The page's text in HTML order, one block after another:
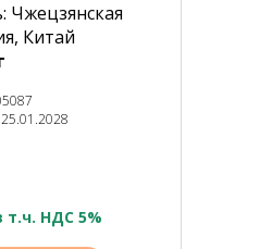
Чжецзянская
Китай
25.01.2028
т.ч. НДС 5%